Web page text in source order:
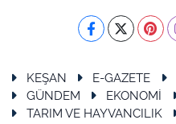
KEŞAN E-GAZETE
GÜNDEM
EKONOMİ
TARIM VE HAYVANCILIK